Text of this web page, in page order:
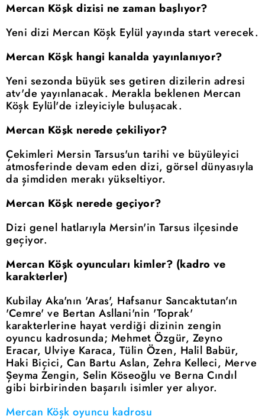
Mercan Köşk dizisi ne zaman başlıyor?
Yeni dizi Mercan Köşk Eylül yayında start verecek.
Mercan Köşk hangi kanalda yayınlanıyor?
Yeni sezonda büyük ses getiren dizilerin adresi
atv'de yayınlanacak. Merakla beklenen Mercan
Köşk Eylül'de izleyiciyle buluşacak.
Mercan Köşk nerede çekiliyor?
Çekimleri Mersin Tarsus'un tarihi ve büyüleyici
atmosferinde devam eden dizi, görsel dünyasıyla
da şimdiden merakı yükseltiyor.
Mercan Köşk nerede geçiyor?
Dizi genel hatlarıyla Mersin'in Tarsus ilçesinde
geçiyor.
Mercan Köşk oyuncuları kimler? (kadro ve
karakterler)
Kubilay Aka'nın 'Aras', Hafsanur Sancaktutan'ın
'Cemre' ve Bertan Asllani'nin 'Toprak'
karakterlerine hayat verdiği dizinin zengin
oyuncu kadrosunda; Mehmet Özgür, Zeyno
Eracar, Ulviye Karaca, Tülin Özen, Halil Babür,
Haki Biçici, Can Bartu Aslan, Zehra Kelleci, Merve
Şeyma Zengin, Selin Köseoğlu ve Berna Cındıl
gibi birbirinden başarılı isimler yer alıyor.
Mercan Köşk oyuncu kadrosu